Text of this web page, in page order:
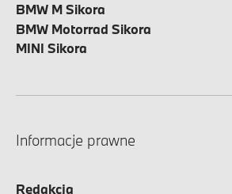
BMW M Sikora
BMW Motorrad Sikora
MINI Sikora
Informacje prawne
Redakcja